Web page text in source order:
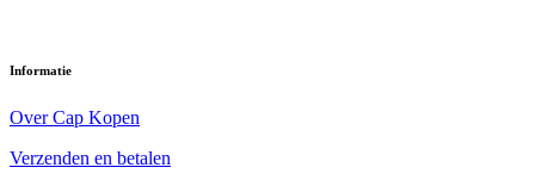
Informatie
Over Cap Kopen
Verzenden en betalen